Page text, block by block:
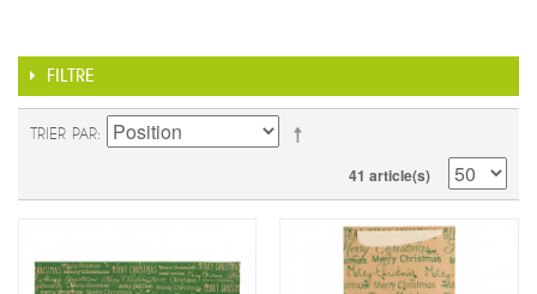
FILTRE
TRIER PAR
41 article(s)